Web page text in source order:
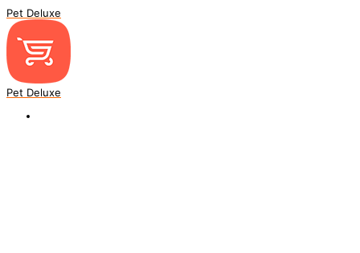
Pet Deluxe
Pet Deluxe